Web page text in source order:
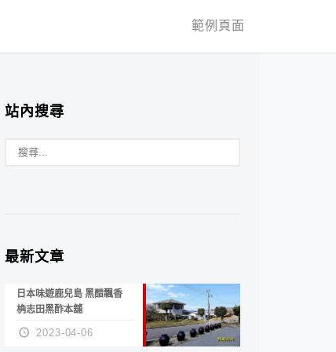
範例頁面
站內搜尋
最新文章
日本味遊鹿兒島 黑醋飄香
桷志田黑酢本舖
2023-04-06